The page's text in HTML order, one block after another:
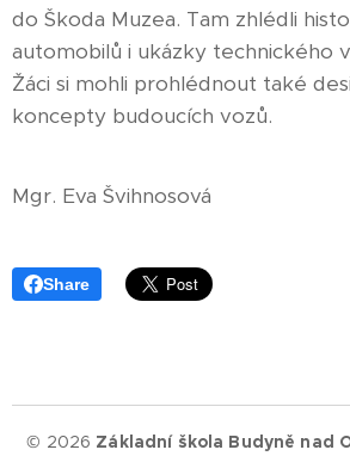
do Škoda Muzea. Tam zhlédli
automobilů i ukázky technického
Žáci si mohli prohlédnout také
koncepty budoucích vozů.
Mgr. Eva Švihnosová
Share
© 2026 Základní škola Budyně nad